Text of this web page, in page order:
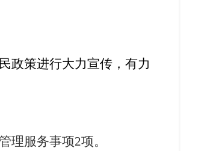
政策进行大力宣传，有力
理服务事项2项。